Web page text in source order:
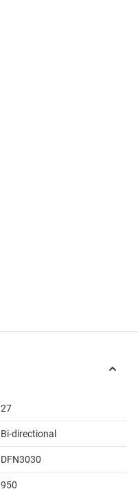
27
Bi-directional
DFN3030
950